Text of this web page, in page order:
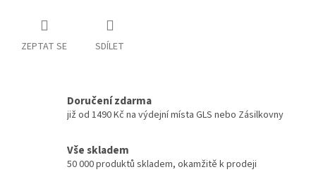
ZEPTAT SE SDÍLET
Doručení zdarma
již od 1490 Kč na výdejní místa GLS nebo Zásilkovny
Vše skladem
50 000 produktů skladem, okamžitě k prodeji